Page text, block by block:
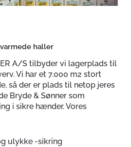
haller
A/S tilbyder vi lagerplads til
Vi har et 7.000 m2 stort
så der er plads til netop jeres
Bryde & Sønner som
i sikre hænder. Vores
ulykke -sikring